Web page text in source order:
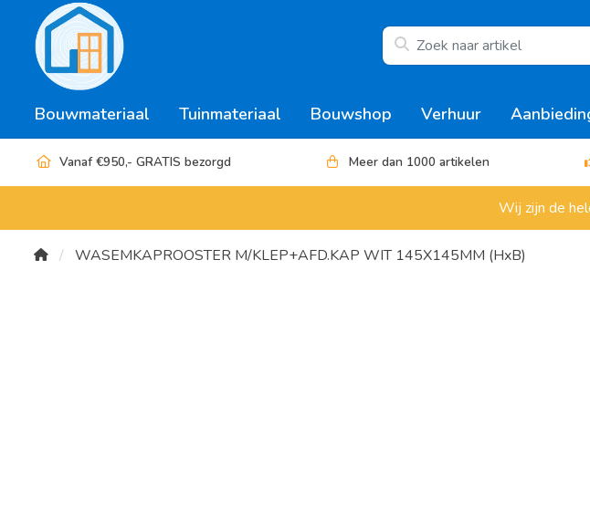
Bouwmateriaal Tuinmateriaal Bouwshop Verhuur
Vanaf €950,- GRATIS bezorgd Meer dan 1000 artikelen
Wij zijn de
WASEMKAPROOSTER M/KLEP+AFD.KAP WIT 145X145MM (HxB)